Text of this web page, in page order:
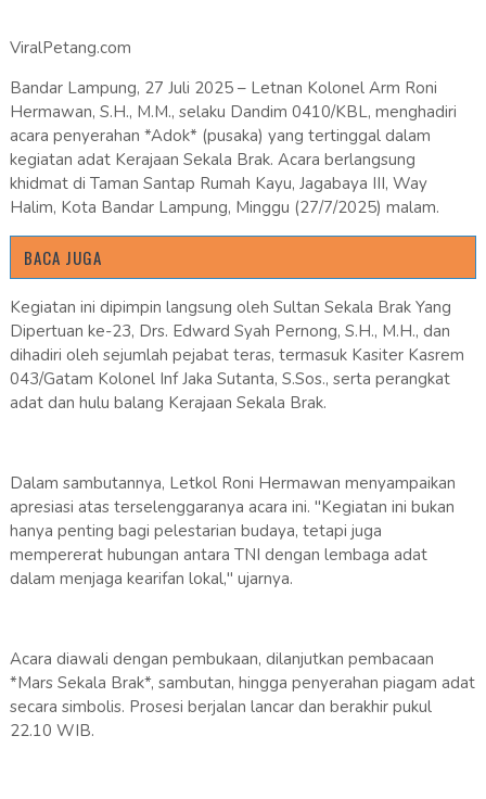
ViralPetang.com
Bandar Lampung, 27 Juli 2025 – Letnan Kolonel Arm Roni
Hermawan, S.H., M.M., selaku Dandim 0410/KBL, menghadiri
acara penyerahan *Adok* (pusaka) yang tertinggal dalam
kegiatan adat Kerajaan Sekala Brak. Acara berlangsung
khidmat di Taman Santap Rumah Kayu, Jagabaya III, Way
Halim, Kota Bandar Lampung, Minggu (27/7/2025) malam.
BACA JUGA
Kegiatan ini dipimpin langsung oleh Sultan Sekala Brak Yang
Dipertuan ke-23, Drs. Edward Syah Pernong, S.H., M.H., dan
dihadiri oleh sejumlah pejabat teras, termasuk Kasiter Kasrem
043/Gatam Kolonel Inf Jaka Sutanta, S.Sos., serta perangkat
adat dan hulu balang Kerajaan Sekala Brak.
Dalam sambutannya, Letkol Roni Hermawan menyampaikan
apresiasi atas terselenggaranya acara ini. "Kegiatan ini bukan
hanya penting bagi pelestarian budaya, tetapi juga
mempererat hubungan antara TNI dengan lembaga adat
dalam menjaga kearifan lokal," ujarnya.
Acara diawali dengan pembukaan, dilanjutkan pembacaan
*Mars Sekala Brak*, sambutan, hingga penyerahan piagam adat
secara simbolis. Prosesi berjalan lancar dan berakhir pukul
22.10 WIB.